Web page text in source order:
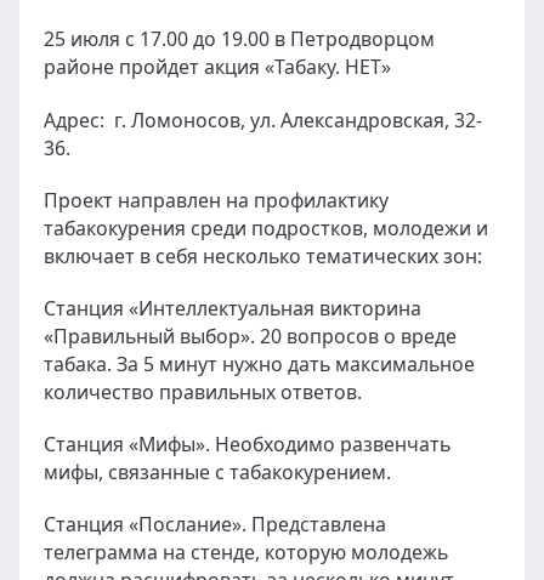
25 июля с 17.00 до 19.00 в Петродворцом
районе пройдет акция «Табаку. НЕТ»
Адрес: г. Ломоносов, ул. Александровская, 32-
36.
Проект направлен на профилактику
табакокурения среди подростков, молодежи и
включает в себя несколько тематических зон:
Станция «Интеллектуальная викторина
«Правильный выбор». 20 вопросов о вреде
табака. За 5 минут нужно дать максимальное
количество правильных ответов.
Станция «Мифы». Необходимо развенчать
мифы, связанные с табакокурением.
Станция «Послание». Представлена
телеграмма на стенде, которую молодежь